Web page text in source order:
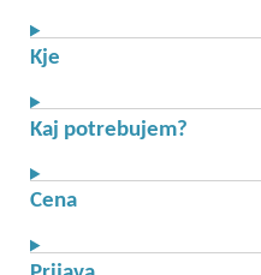
Kje
Kaj potrebujem?
Cena